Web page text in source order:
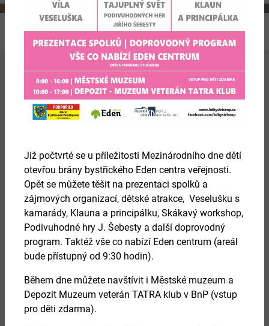
27.
srpen 2026
HRDELNÍ PRÁVO
Více
Již počtvrté se u příležitosti Mezinárodního dne dětí
otevřou brány bystřického Eden centra veřejnosti.
Opět se můžete těšit na prezentaci spolků a
zájmových organizací, dětské atrakce, Veselušku s
kamarády, Klauna a principálku, Skákavý workshop,
Podivuhodné hry J. Šebesty a další doprovodný
program. Taktéž vše co nabízí Eden centrum (areál
bude přístupný od 9:30 hodin).
Během dne můžete navštívit i Městské muzeum a
Depozit Muzeum veterán TATRA klub v BnP (vstup
pro děti zdarma).